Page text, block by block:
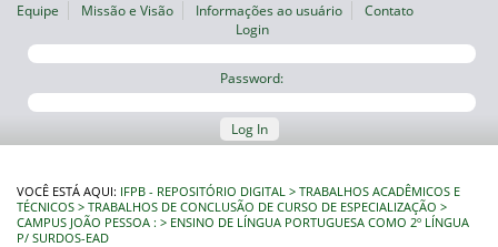
Equipe Missão e Visão Informações ao usuário
Contato
Login
Password:
Log In
VOCÊ ESTÁ AQUI: IFPB - REPOSITÓRIO DIGITAL
TRABALHOS ACADÊMICOS E
TÉCNICOS
TRABALHOS DE CONCLUSÃO DE CURSO DE ESPECIALIZAÇÃO
CAMPUS JOÃO PESSOA :
ENSINO DE LÍNGUA PORTUGUESA COMO 2º LÍNGUA
P/ SURDOS-EAD